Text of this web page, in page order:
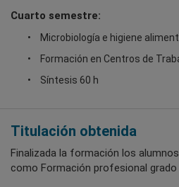
Cuarto semestre:
Microbiología e higiene
Formación en Centros de
Síntesis 60 h
Titulación obtenida
Finalizada la formación los
como Formación profesional